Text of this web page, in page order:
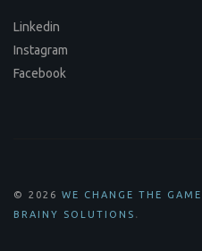
Linkedin
Instagram
Facebook
© 2026 WE CHANGE THE GAME
BRAINY SOLUTIONS .